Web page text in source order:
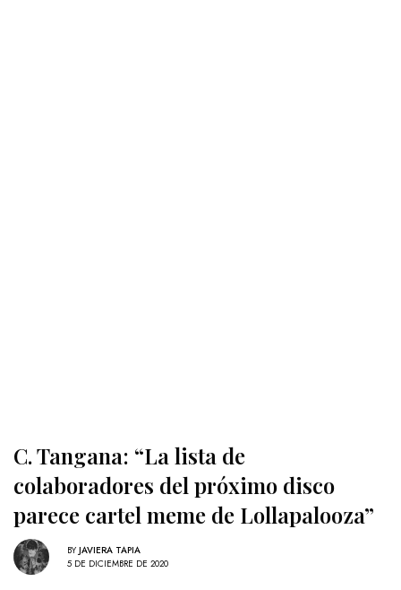
C. Tangana: “La lista de
colaboradores del próximo disco
parece cartel meme de Lollapalooza”
BY JAVIERA TAPIA
5 DE DICIEMBRE DE 2020